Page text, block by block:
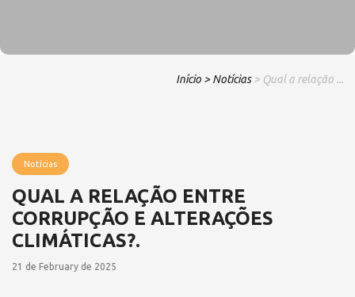
Início > Notícias > Qual a relação ...
Notícias
QUAL A RELAÇÃO ENTRE
CORRUPÇÃO E ALTERAÇÕES
CLIMÁTICAS?.
21 de February de 2025